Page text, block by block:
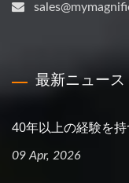
最新ニュース
40年以上の経験を
09 Apr, 2026